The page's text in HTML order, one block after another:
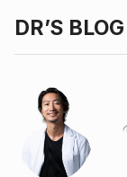
DR’S BLOG